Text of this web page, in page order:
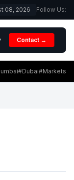
08, 2026 Follow Us:
Contact →
#Dubai#Markets